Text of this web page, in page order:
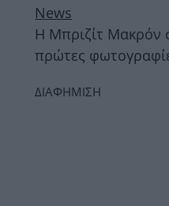
News
Η Μπριζίτ Μακρόν
πρώτες
ΔΙΑΦΗΜΙΣΗ